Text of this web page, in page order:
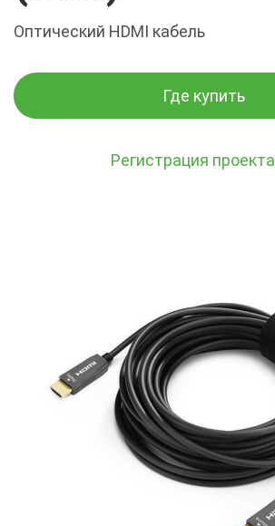
Оптический HDMI кабель
Где купить
Регистрация проекта